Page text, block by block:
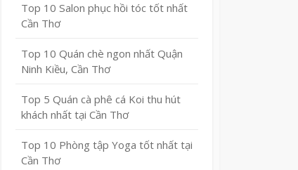
Top 10 Salon phục hồi tóc tốt nhất
Cần Thơ
Top 10 Quán chè ngon nhất Quận
Ninh Kiều, Cần Thơ
Top 5 Quán cà phê cá Koi thu hút
khách nhất tại Cần Thơ
Top 10 Phòng tập Yoga tốt nhất tại
Cần Thơ